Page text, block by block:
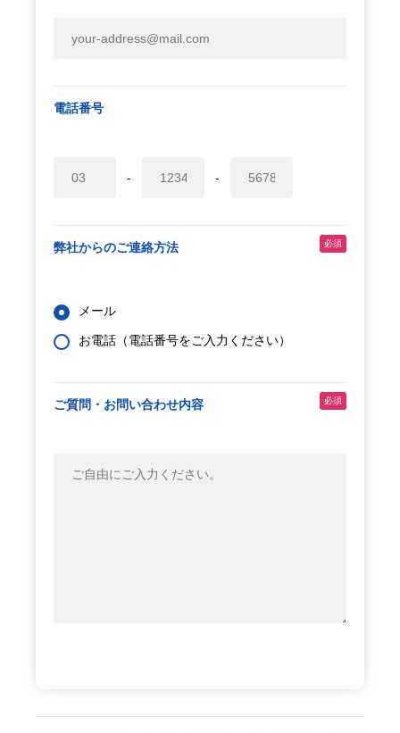
電話番号
- -
弊社からのご連絡方法 必須
メール
お電話（電話番号をご入力ください）
ご質問・ お問い合わせ内容 必須